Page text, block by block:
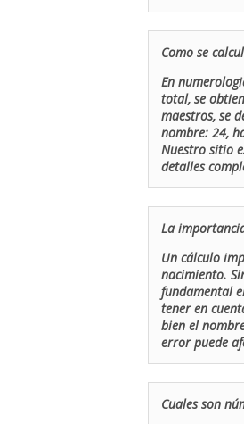
Como se
En
total, se
maestros, se
nombre: 24,
Nuestro sitio
detalles
La
Un cálculo
nacimiento.
fundamental
tener en
bien el
error puede
Cuales son